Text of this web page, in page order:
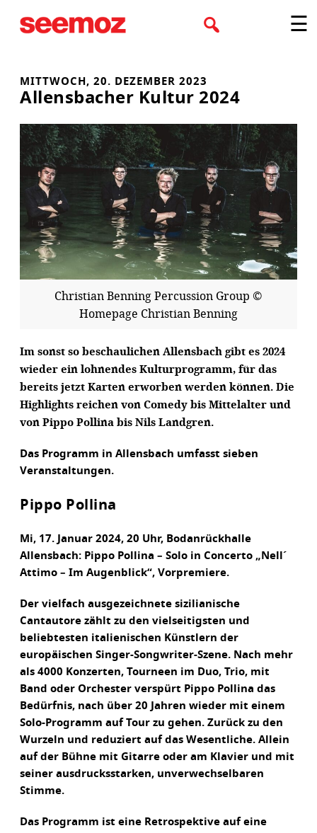
Inhalt
☰
MITTWOCH, 20. DEZEMBER 2023
Allensbacher Kultur 2024
Christian Benning Percussion Group ©
Homepage Christian Benning
Im sonst so beschaulichen Allensbach gibt es 2024
wieder ein lohnendes Kulturprogramm, für das
bereits jetzt Karten erworben werden können. Die
Highlights reichen von Comedy bis Mittelalter und
von Pippo Pollina bis Nils Landgren.
Das Programm in Allensbach umfasst sieben
Veranstaltungen.
Pippo Pollina
Mi, 17. Januar 2024, 20 Uhr, Bodanrückhalle
Allensbach: Pippo Pollina – Solo in Concerto „Nell´
Attimo – Im Augenblick“, Vorpremiere.
Der vielfach ausgezeichnete sizilianische
Cantautore zählt zu den vielseitigsten und
beliebtesten italienischen Künstlern der
europäischen Singer-Songwriter-Szene. Nach mehr
als 4000 Konzerten, Tourneen im Duo, Trio, mit
Band oder Orchester verspürt Pippo Pollina das
Bedürfnis, nach über 20 Jahren wieder mit einem
Solo-Programm auf Tour zu gehen. Zurück zu den
Wurzeln und reduziert auf das Wesentliche. Allein
auf der Bühne mit Gitarre oder am Klavier und mit
seiner ausdrucksstarken, unverwechselbaren
Stimme.
Das Programm ist eine Retrospektive auf eine